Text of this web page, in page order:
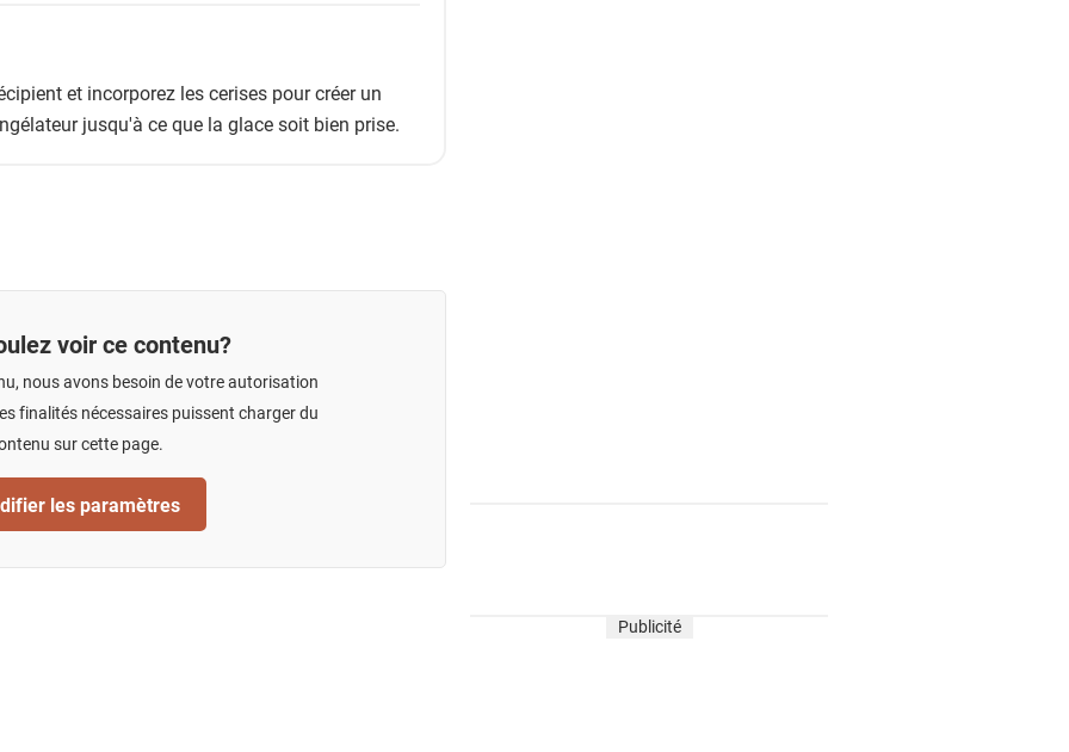
et incorporez les cerises pour créer un
jusqu'à ce que la glace soit bien prise.
voir ce contenu?
nous avons besoin de votre autorisation
finalités nécessaires puissent charger du
sur cette page.
les paramètres
Publicité